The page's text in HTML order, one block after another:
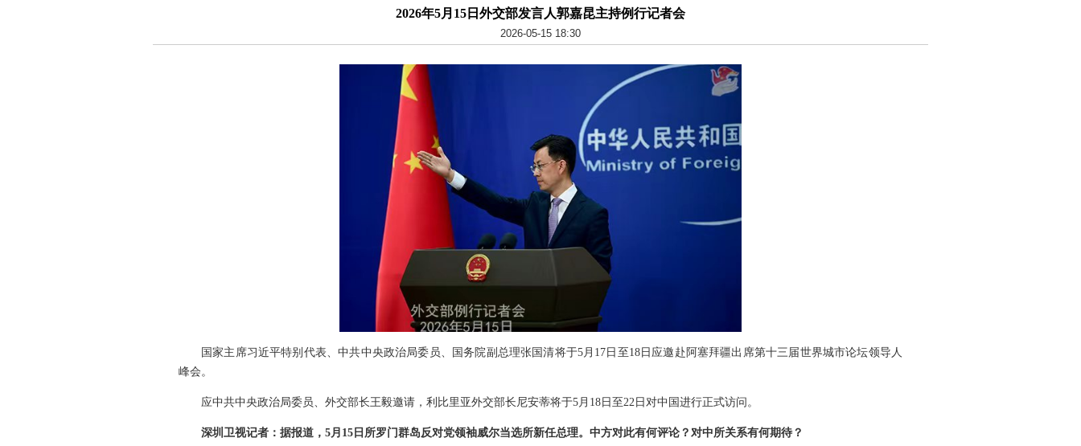
2026年5月15日外交部发言人郭嘉昆主持例行记者会
2026-05-15 18:30
国家主席习近平特别代表、中共中央政治局委员、国务院副总理张国清将于5月17日至18日应邀赴阿塞拜疆出席第十三届世界城市论坛领导人
峰会。
应中共中央政治局委员、外交部长王毅邀请，利比里亚外交部长尼安蒂将于5月18日至22日对中国进行正式访问。
深圳卫视记者：据报道，5月15日所罗门群岛反对党领袖威尔当选所新任总理。中方对此有何评论？对中所关系有何期待？